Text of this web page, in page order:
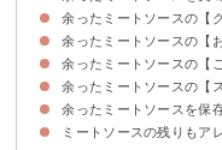
余ったミートソースの【
①ミートソースパスタグ
②なすのチーズ焼き
③ミートソースラザニア
④ミートソースでミラノ
⑤ヘルシー豆腐グラタン
余ったミートソースの【
①ミートソースでじゃが
②ミートソースのポテト
③ミートソースの餃子ピ
④トマト風味麻婆豆腐
⑤お弁当向けミートソー
⑥肉詰めピーマン
余ったミートソースの【
①ミートソースでオムラ
②ミートソースでタコラ
③ミートソースのチーズ
④キーマカレー
⑤ミートソースチーズト
⑥ミートソースとチーズ
余ったミートソースの【
①簡単ミネストローネス
②ミートソースで煮込み
③ミートソースでチリコ
④スペアリブのミートソ
⑤キャベツのミートソー
余ったミートソースを保
ミートソースは冷凍保存
ミートソースの残りもア